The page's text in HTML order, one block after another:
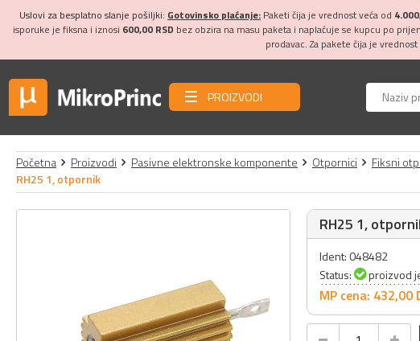
Uslovi za besplatno slanje pošiljki: Gotovinsko plaćanje: Paketi čija je vrednost veća od
isporuke je fiksna i iznosi 600,00 RSD bez obzira na masu paketa i naplaćuje se kupcu po
prodavac. Za pakete čija je
PROIZVODI
Početna Proizvodi Pasivne elektronske komponente Otpornici Fiksni
RH25 1, otpornik
RH25 1,
Ident: 048482
Status:
proizvod
MP cena: 432,00